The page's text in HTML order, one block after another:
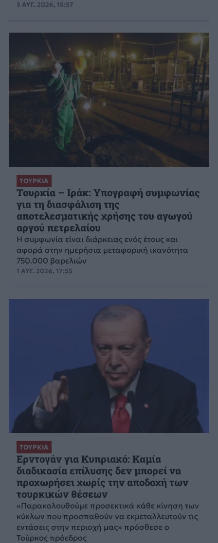
5 ΑΥΓ. 2026, 15:57
ΤΟΥΡΚΙΑ
Τουρκία – Ιράκ: Υπογραφή συμφωνίας
για τη διασφάλιση της
αποτελεσματικής χρήσης του αγωγού
αργού πετρελαίου
Η συμφωνία είναι διάρκειας ενός έτους και
αφορά στην ημερήσια μεταφορική ικανότητα
750.000 βαρελιών
1 ΑΥΓ. 2026, 17:55
ΤΟΥΡΚΙΑ
Ερντογάν για Κυπριακό: Καμία
διαδικασία επίλυσης δεν μπορεί να
προχωρήσει χωρίς την αποδοχή των
τουρκικών θέσεων
«Παρακολουθούμε προσεκτικά κάθε κίνηση των
κύκλων που προσπαθούν να εκμεταλλευτούν τις
εντάσεις στην περιοχή μας» πρόσθεσε ο
Τούρκος πρόεδρος